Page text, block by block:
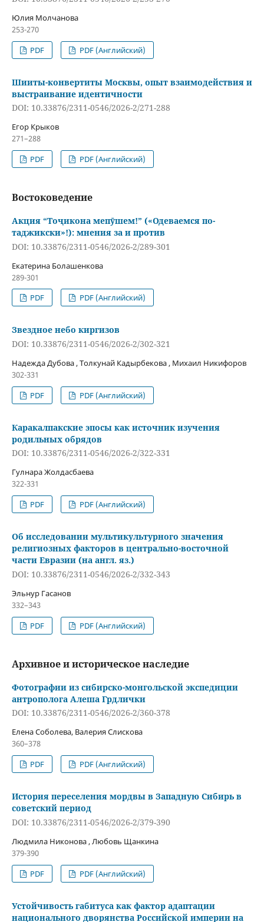
Юлия Молчанова
253-270
PDF
PDF (Английский)
Шииты-конвертиты Москвы, опыт взаимодействия и
выстраивание идентичности
DOI: 10.33876/2311-0546/2026-2/271-288
Егор Крыков
271–288
PDF
PDF (Английский)
Востоковедение
Акция “Тоҷикона мепӯшем!” («Одеваемся по-
таджикски»!): мнения за и против
DOI: 10.33876/2311-0546/2026-2/289-301
Екатерина Болашенкова
289-301
PDF
PDF (Английский)
Звездное небо киргизов
DOI: 10.33876/2311-0546/2026-2/302-321
Надежда Дубова , Толкунай Кадырбекова , Михаил Никифоров
302-331
PDF
PDF (Английский)
Каракалпакские эпосы как источник изучения
родильных обрядов
DOI: 10.33876/2311-0546/2026-2/322-331
Гулнара Жолдасбаева
322-331
PDF
PDF (Английский)
Об исследовании мультикультурного значения
религиозных факторов в центрально-восточной
части Евразии (на англ. яз.)
DOI: 10.33876/2311-0546/2026-2/332-343
Эльнур Гасанов
332–343
PDF
PDF (Английский)
Архивное и историческое наследие
Фотографии из сибирско-монгольской экспедиции
антрополога Алеша Грдлички
DOI: 10.33876/2311-0546/2026-2/360-378
Елена Соболева, Валерия Слискова
360–378
PDF
PDF (Английский)
История переселения мордвы в Западную Сибирь в
советский период
DOI: 10.33876/2311-0546/2026-2/379-390
Людмила Никонова , Любовь Щанкина
379-390
PDF
PDF (Английский)
Устойчивость габитуса как фактор адаптации
национального дворянства Российской империи на